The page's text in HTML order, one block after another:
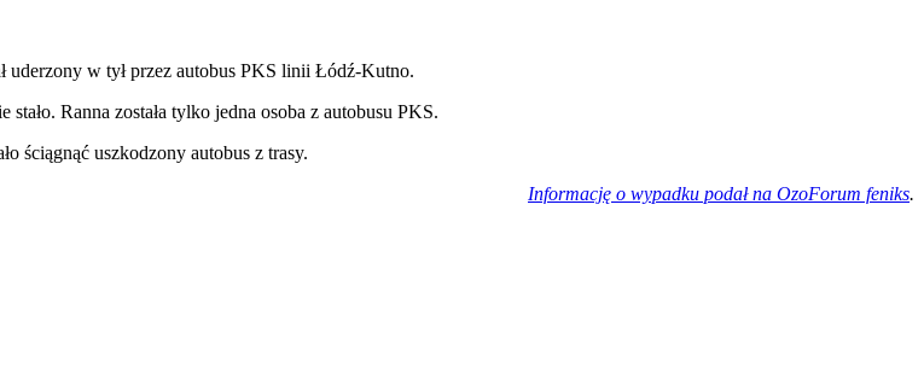
uderzony w tył przez autobus PKS linii Łódź-Kutno.
Ranna została tylko jedna osoba z autobusu PKS.
ściągnąć uszkodzony autobus z trasy.
Informację o wypadku podał na OzoForum feniks.